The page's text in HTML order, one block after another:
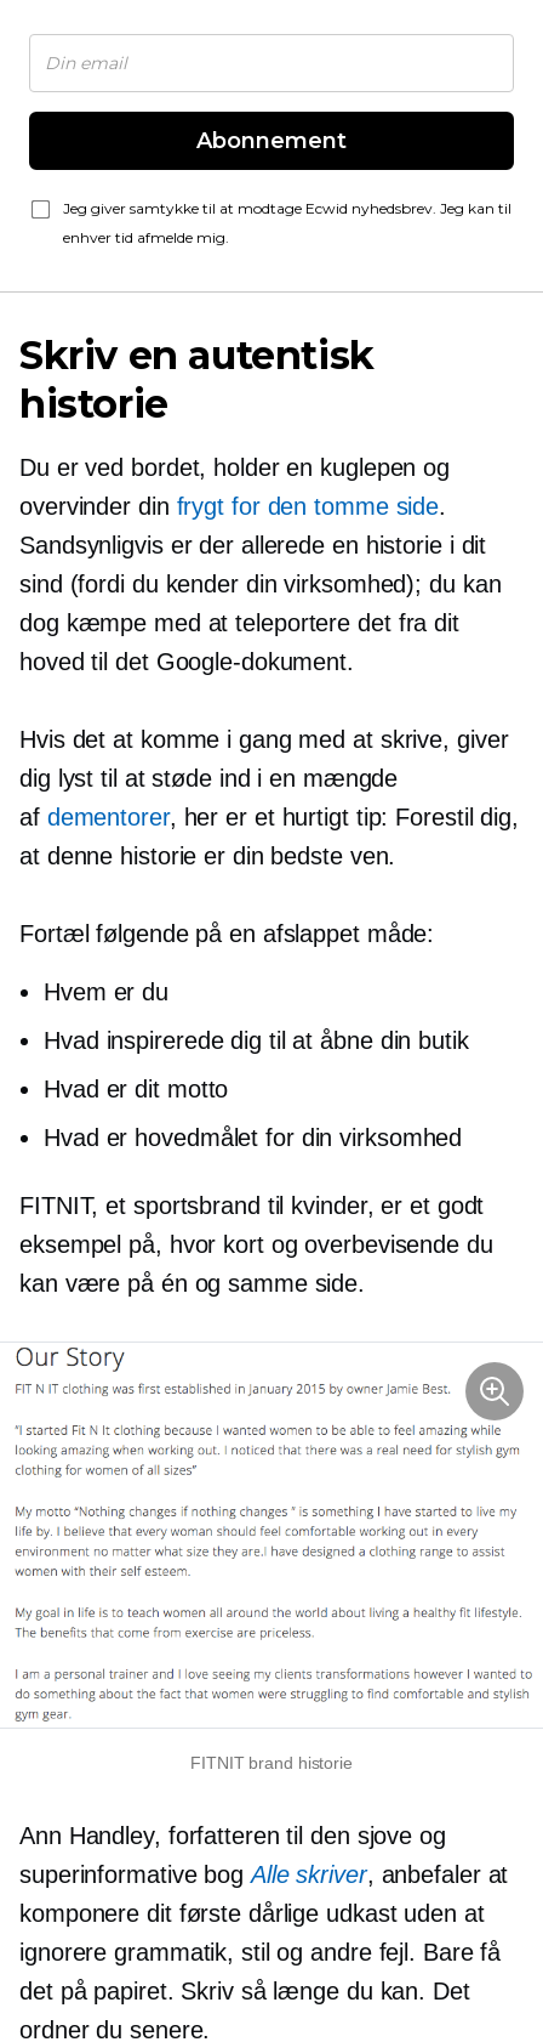
Abonnement
Jeg giver samtykke til at modtage Ecwid nyhedsbrev. Jeg kan til
enhver tid afmelde mig.
Skriv en autentisk
historie
Du er ved bordet, holder en kuglepen og
overvinder din frygt for den tomme side.
Sandsynligvis er der allerede en historie i dit
sind (fordi du kender din virksomhed); du kan
dog kæmpe med at teleportere det fra dit
hoved til det Google-dokument.
Hvis det at komme i gang med at skrive, giver
dig lyst til at støde ind i en mængde
af dementorer, her er et hurtigt tip: Forestil dig,
at denne historie er din bedste ven.
Fortæl følgende på en afslappet måde:
Hvem er du
Hvad inspirerede dig til at åbne din butik
Hvad er dit motto
Hvad er hovedmålet for din virksomhed
FITNIT, et sportsbrand til kvinder, er et godt
eksempel på, hvor kort og overbevisende du
kan være på én og samme side.
FITNIT brand historie
Ann Handley, forfatteren til den sjove og
superinformative bogAlle skriver, anbefaler at
komponere dit første dårlige udkast uden at
ignorere grammatik, stil og andre fejl. Bare få
det på papiret. Skriv så længe du kan. Det
ordner du senere.